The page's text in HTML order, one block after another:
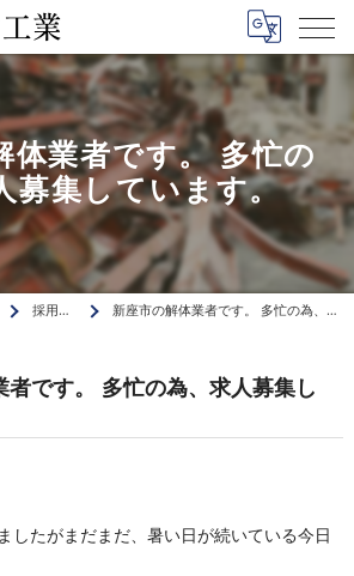
体業者です。 多忙の
募集しています。
採用ブログ 新座市の解体業者です。 多忙の為、求人募集しています。
者です。 多忙の為、求人募集し
したがまだまだ、暑い日が続いている今日